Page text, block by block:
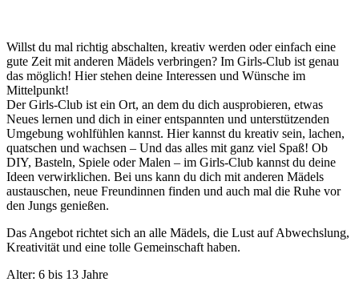
Willst du mal richtig abschalten, kreativ werden oder einfach eine
gute Zeit mit anderen Mädels verbringen? Im Girls-Club ist genau
das möglich! Hier stehen deine Interessen und Wünsche im
Mittelpunkt!
Der Girls-Club ist ein Ort, an dem du dich ausprobieren, etwas
Neues lernen und dich in einer entspannten und unterstützenden
Umgebung wohlfühlen kannst. Hier kannst du kreativ sein, lachen,
quatschen und wachsen – Und das alles mit ganz viel Spaß! Ob
DIY, Basteln, Spiele oder Malen – im Girls-Club kannst du deine
Ideen verwirklichen. Bei uns kann du dich mit anderen Mädels
austauschen, neue Freundinnen finden und auch mal die Ruhe vor
den Jungs genießen.
Das Angebot richtet sich an alle Mädels, die Lust auf Abwechslung,
Kreativität und eine tolle Gemeinschaft haben.
Alter: 6 bis 13 Jahre